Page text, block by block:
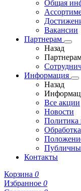
Общая
Вакансии
Партнерам
Назад
Информация
Назад
Все акции
Новости
Политика
Контакты
Корзина 0
Избранное 0